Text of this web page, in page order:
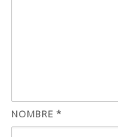
NOMBRE *